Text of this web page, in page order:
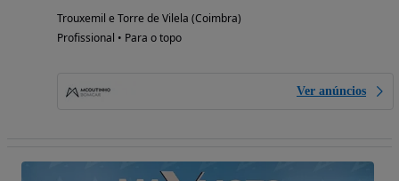
Trouxemil e Torre de Vilela (Coimbra)
Profissional • Para o topo
Ver anúncios